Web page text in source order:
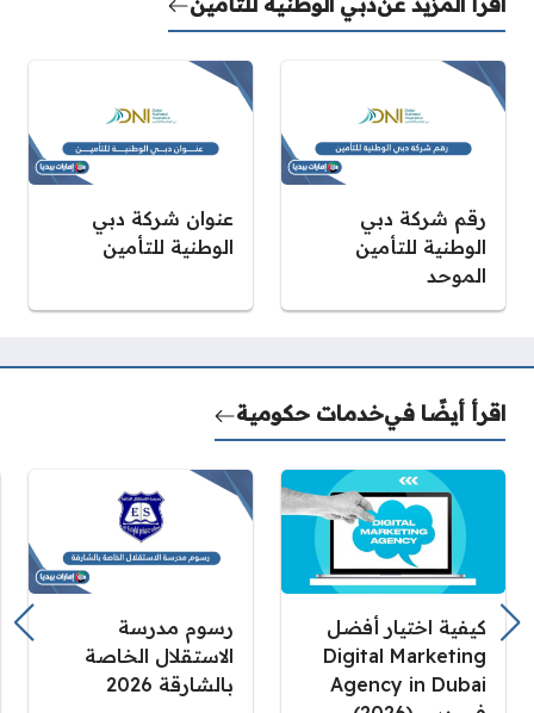
رقم شركة دبي
الوطنية للتأمين
الموحد
عنوان شركة دبي
الوطنية للتأمين
اقرأ أيضًا فيخدمات حكومية
كيفية اختيار أفضل
Digital Marketing
Agency in Dubai
رسوم مدرسة
الاستقلال الخاصة
بالشارقة 2026